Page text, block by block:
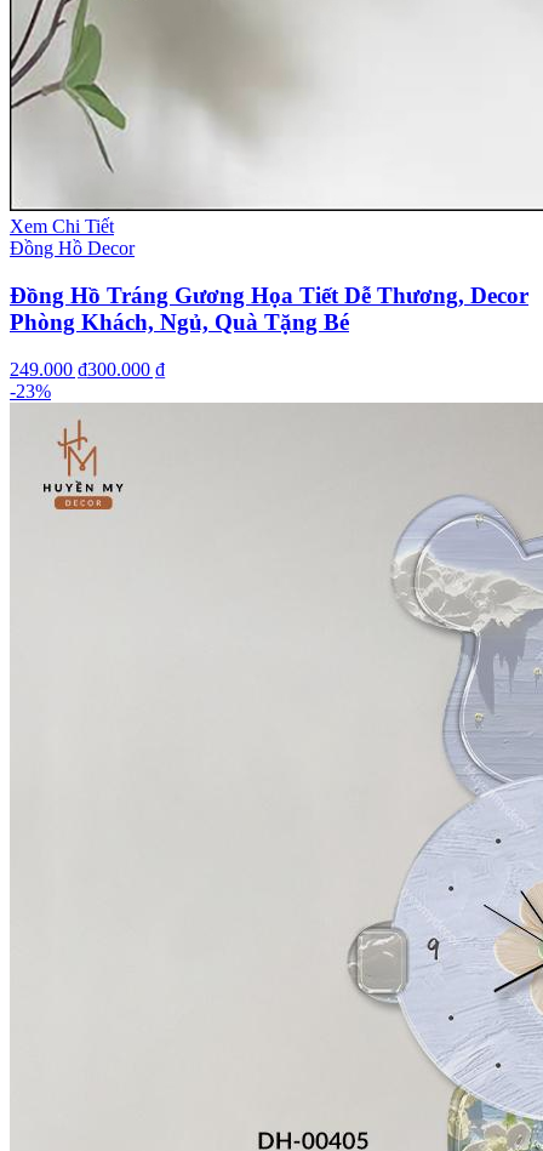
Xem Chi Tiết
Đồng Hồ Decor
Đồng Hồ Tráng Gương Họa Tiết Dễ Thương, Decor
Phòng Khách, Ngủ, Quà Tặng Bé
249.000 ₫300.000 ₫
-23%